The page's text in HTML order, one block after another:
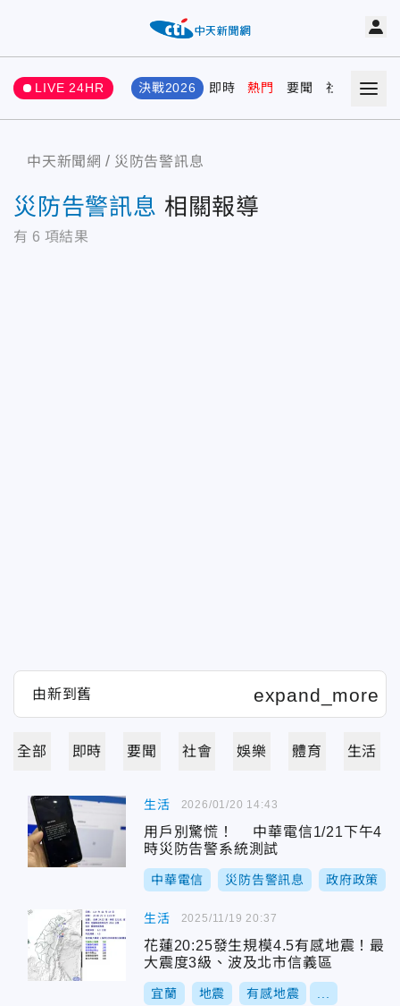
LIVE 24HR 決戰2026 即時 熱門 要聞 社會 娛樂
中天新聞網 災防告警訊息
災防告警訊息 相關報導
有 6 項結果
全部 即時 要聞 社會 娛樂 體育 生活
生活
用戶別驚慌！ 中華電信1/21下午4
時災防告警系統測試
中華電信 災防告警訊息 政府政策
2026/01/20 14:43
生活
花蓮20:25發生規模4.5有感地震！最
大震度3級、波及北市信義區
宜蘭 地震 有感地震
2025/11/19 20:37